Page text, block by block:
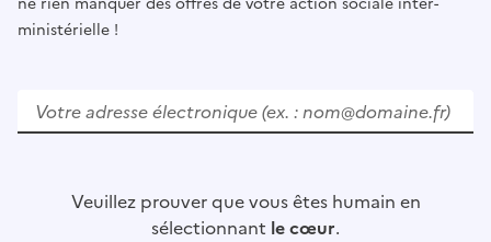
ministérielle !
u
Veuillez prouver que vous êtes humain en
sélectionnant le cœur.